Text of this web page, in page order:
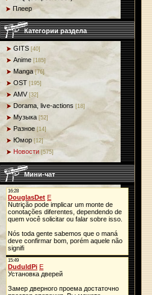
Плеер
Категории раздела
GITS [40]
Anime [185]
Manga [76]
OST [195]
AMV [32]
Dorama, live-actions [18]
Музыка [52]
Разное [14]
Юмор [12]
Новости [575]
Мини-чат